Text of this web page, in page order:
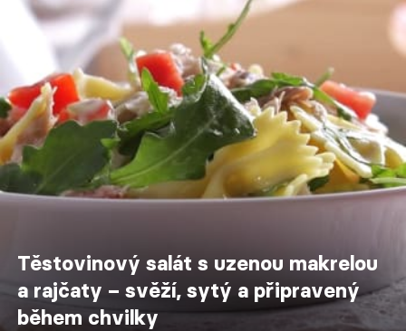
Těstovinový salát s uzenou makrelou
a rajčaty – svěží, sytý a připravený
během chvilky